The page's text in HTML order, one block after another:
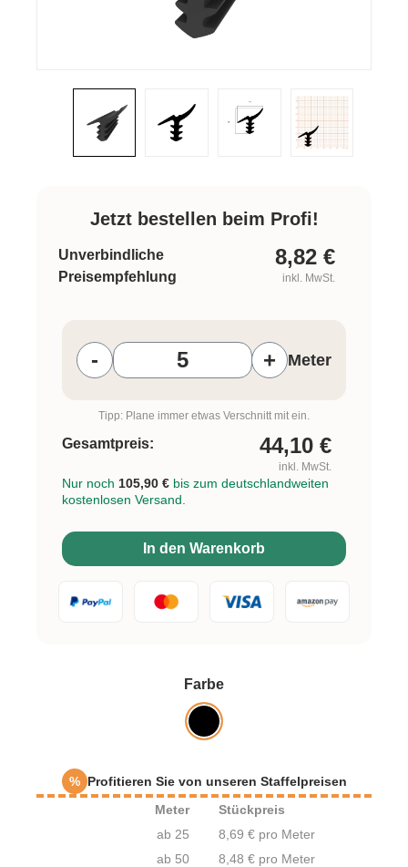
Farbeauswählen
% Profitieren Sie von unseren Staffelpreisen
Meter
Stückpreis
ab 25
8,69 € pro Meter
ab 50
8,48 € pro Meter
Jetzt bestellen beim Profi!
Unverbindliche
Preisempfehlung
8,82 €
inkl. MwSt.
- + Meter
Tipp: Plane immer etwas Verschnitt mit ein.
Gesamtpreis: 44,10 €
inkl. MwSt.
Nur noch 105,90 € bis zum deutschlandweiten
kostenlosen Versand.
In den Warenkorb